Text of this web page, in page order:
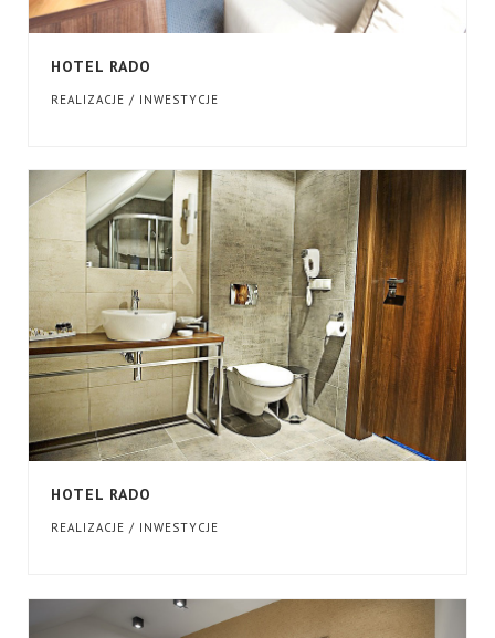
HOTEL RADO
REALIZACJE / INWESTYCJE
HOTEL RADO
REALIZACJE / INWESTYCJE